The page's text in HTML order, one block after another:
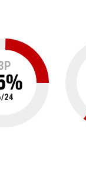
%
/24